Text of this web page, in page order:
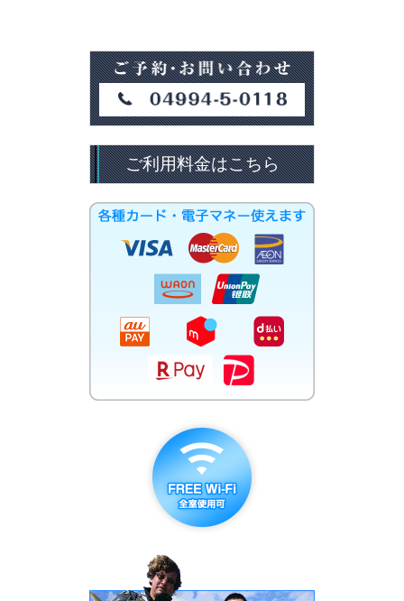
ご利用料金はこちら